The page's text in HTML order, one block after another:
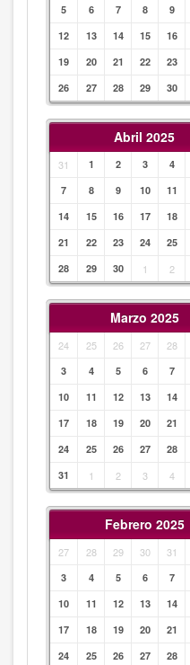
5 6 7 8 9
12
13 14 15 16
19
20 21 22 23
26
27 28 29 30
Abril 2025
31 1 2 3 4
7
8 9 10 11
14
15 16 17 18
21
22 23 24 25
28
29 30 1 2
Marzo 2025
24 25 26 27 28
3
4 5 6 7
10
11 12 13 14
17
18 19 20 21
24
25 26 27 28
31
1 2 3 4
Febrero 2025
27 28 29 30 31
3
4 5 6 7
10
11 12 13 14
17
18 19 20 21
24
25 26 27 28